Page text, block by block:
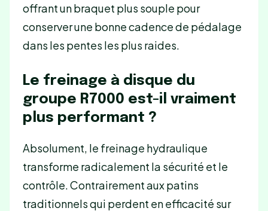
offrant un braquet plus souple pour
conserver une bonne cadence de pédalage
dans les pentes les plus raides.
Le freinage à disque du
groupe R7000 est-il vraiment
plus performant ?
Absolument, le freinage hydraulique
transforme radicalement la sécurité et le
contrôle. Contrairement aux patins
traditionnels qui perdent en efficacité sur